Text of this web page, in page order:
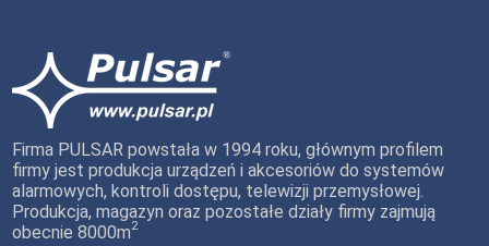
Firma PULSAR powstała w 1994 roku, głównym profilem
firmy jest produkcja urządzeń i akcesoriów do systemów
alarmowych, kontroli dostępu, telewizji przemysłowej.
Produkcja, magazyn oraz pozostałe działy firmy zajmują
obecnie 8000m2